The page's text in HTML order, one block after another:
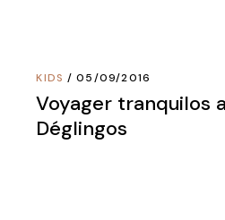
KIDS 05/09/2016
Voyager tranquilos
Déglingos